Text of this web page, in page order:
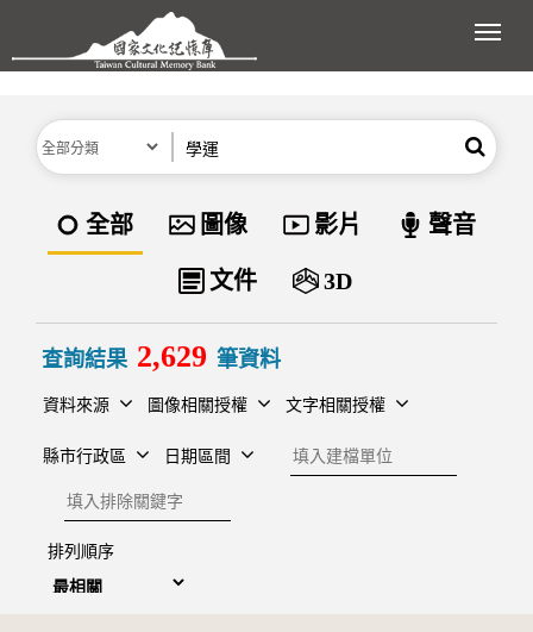
跳到主要內容區塊
展
分類 搜尋
資料類型
全部 圖像 影片 聲音
文件 3D
查詢結果 2,629 筆資料
資料來源 圖像相關授權 文字相關授權
縣市行政區 日期區間
建檔單位
排除關鍵字
排列順序